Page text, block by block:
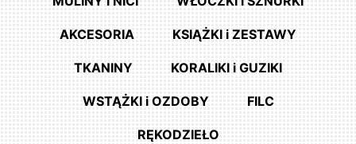
AKCESORIA KSIĄŻKI i ZESTAWY
TKANINY KORALIKI i GUZIKI
WSTĄŻKI i OZDOBY FILC
RĘKODZIEŁO